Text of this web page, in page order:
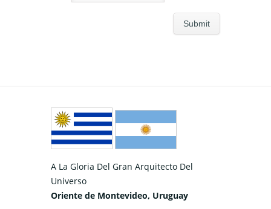
A La Gloria Del Gran Arquitecto Del
Universo
Oriente de Montevideo, Uruguay